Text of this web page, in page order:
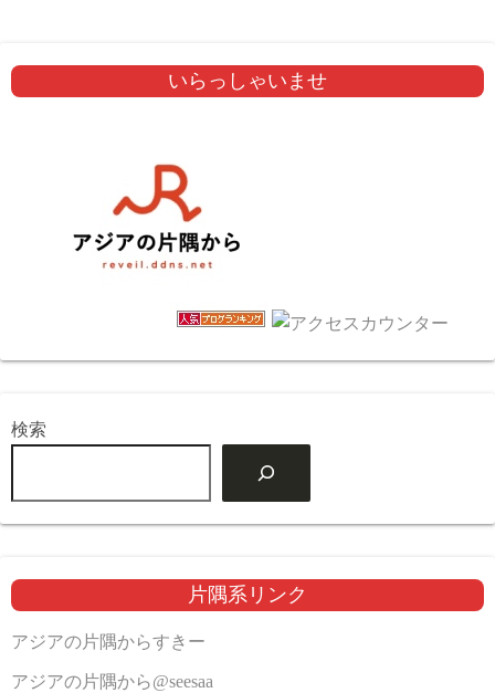
いらっしゃいませ
検索
片隅系リンク
アジアの片隅からすきー
アジアの片隅から@seesaa